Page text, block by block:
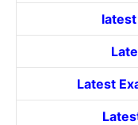
Latest